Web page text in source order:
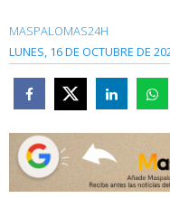
MASPALOMAS24H
LUNES, 16 DE OCTUBRE DE